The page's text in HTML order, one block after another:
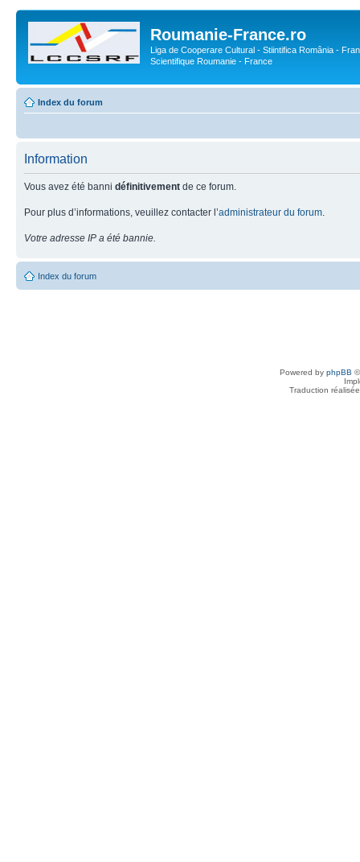
Roumanie-France.ro
Liga de Cooperare Cultural - Stiintifica România -
Scientifique Roumanie - France
Index du forum
Information
Vous avez été banni définitivement de ce forum.
Pour plus d’informations, veuillez contacter l’administrateur du forum
Votre adresse IP a été bannie.
Index du forum
Powered by phpBB
Traduction